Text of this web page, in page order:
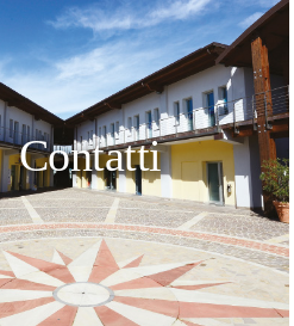
Contatti